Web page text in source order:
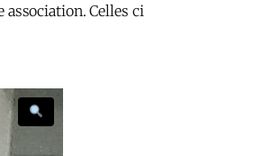
Celles ci